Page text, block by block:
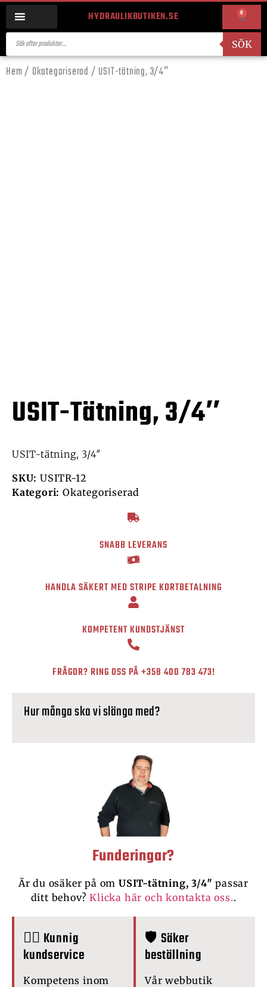
HYDRAULIKBUTIKEN.SE 0
SÖK
Hem/ Okategoriserad / USIT-tätning, 3/4″
USIT-Tätning, 3/4″
USIT-tätning, 3/4″
SKU: USITR-12
Kategori: Okategoriserad
SNABB LEVERANS
HANDLA SÄKERT MED STRIPE KORTBETALNING
KOMPETENT KUNDSTJÄNST
FRÅGOR? RING OSS PÅ+358 400 783 473!
Hur många ska vi slänga med?
Funderingar?
Är du osäker på om USIT-tätning, 3/4″passar
ditt behov?Klicka här och kontakta oss..
🙋‍♂️ Kunnig
kundservice
Kompetens inom
🛡️ Säker
beställning
Vår webbutik